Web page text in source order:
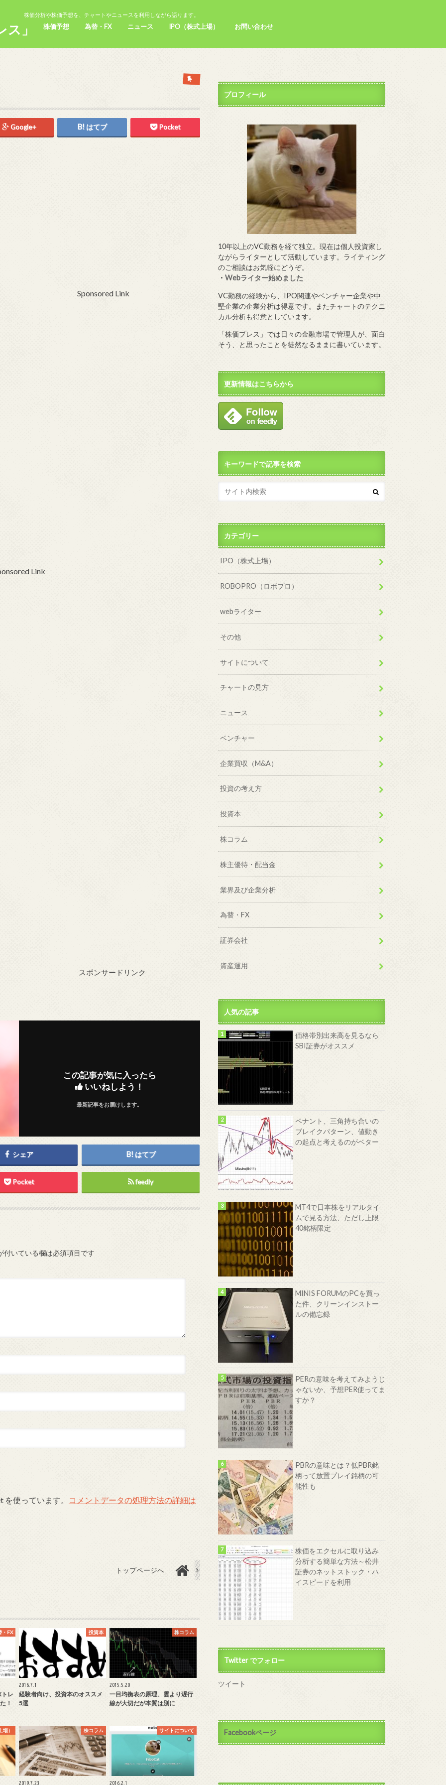
株価分析や株価予想を、チャートやニュースを利用しながら語ります。
」 株価予想 為替・FX ニュース IPO（株式上場） お問い合わせ
Google+ はてブ Pocket
Sponsored Link
Link
スポンサードリンク
この記事が気に入ったら
いいねしよう！
最新記事をお届けします。
シェア はてブ
Pocket feedly
付いている欄は必須項目です
使っています。 コメントデータの処理方法の詳細は
トップページへ
・FX
レ
！
投資本
2016.7.1
経験者向け、投資本のオススメ
5選
株コラム
2015.5.20
一目均衡表の原理、雲より遅行
線が大切だが本質は別に
） 株コラム
2019.7.23
サイトについて
2016.2.1
プロフィール
10年以上のVC勤務を経て独立。現在は個人投資家し
ながらライターとして活動しています。ライティング
のご相談はお気軽にどうぞ。
・ Webライター始めました
VC勤務の経験から、IPO関連やベンチャー企業や中
堅企業の企業分析は得意です。またチャートのテクニ
カル分析も得意としています。
「株価プレス」では日々の金融市場で管理人が、面白
そう、と思ったことを徒然なるままに書いています。
更新情報はこちらから
キーワードで記事を検索
カテゴリー
IPO（株式上場）
ROBOPRO（ロボプロ）
webライター
その他
サイトについて
チャートの見方
ニュース
ベンチャー
企業買収（M&A）
投資の考え方
投資本
株コラム
株主優待・配当金
業界及び企業分析
為替・FX
証券会社
資産運用
人気の記事
価格帯別出来高を見るなら
SBI証券がオススメ
ペナント、三角持ち合いの
ブレイクパターン、値動き
の起点と考えるのがベター
MT4で日本株をリアルタイ
ムで見る方法、ただし上限
40銘柄限定
MINIS FORUMのPCを買っ
た件、クリーンインストー
ルの備忘録
PERの意味を考えてみようじ
ゃないか、予想PER使ってま
すか？
PBRの意味とは？低PBR銘
柄って放置プレイ銘柄の可
能性も
株価をエクセルに取り込み
分析する簡単な方法～松井
証券のネットストック・ハ
イスピードを利用
Twitter でフォロー
ツイート
Facebookページ